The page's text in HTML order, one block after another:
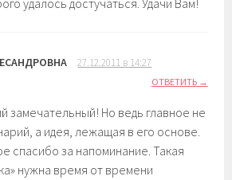
удалось достучаться. Удачи Вам!
27.12.2011 в 14:27
ОТВЕТИТЬ
замечательный! Но ведь главное не
а идея, лежащая в его основе.
спасибо за напоминание. Такая
нужна время от времени